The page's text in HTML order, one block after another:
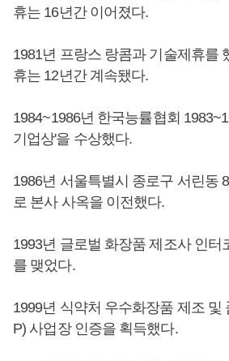
휴는 16년간 이어졌다.
1981년 프랑스 랑콤과 기술제휴를
휴는 12년간 계속됐다.
1984~1986년 한국능률협회
기업상'을 수상했다.
1986년 서울특별시 종로구 서린동
로 본사 사옥을 이전했다.
1993년 글로벌 화장품 제조사 인터
를 맺었다.
1999년 식약처 우수화장품 제조 및
P) 사업장 인증을 획득했다.